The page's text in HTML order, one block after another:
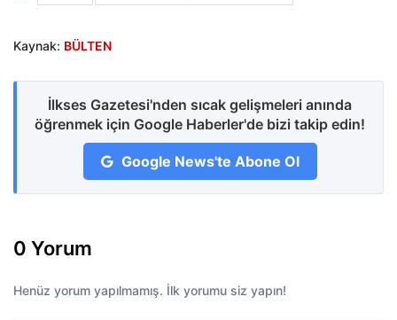
Kaynak: BÜLTEN
İlkses Gazetesi'nden sıcak gelişmeleri anında
öğrenmek için Google Haberler'de bizi takip edin!
Google News'te Abone Ol
0 Yorum
Henüz yorum yapılmamış. İlk yorumu siz yapın!